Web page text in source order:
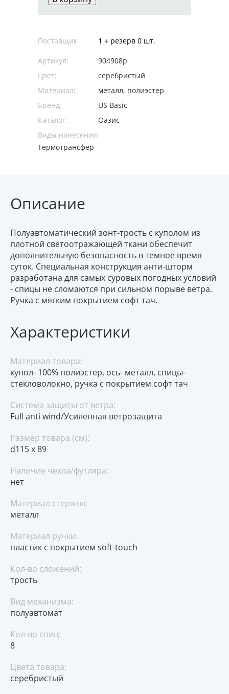
Поставщик 1 + резерв 0 шт.
Артикул:
904908p
Цвет:
серебристый
Материал:
металл, полиэстер
Бренд:
US Basic
Каталог:
Оазис
Виды нанесения:
Термотрансфер
Описание
Полуавтоматический зонт-трость c куполом из
плотной светоотражающей ткани обеспечит
дополнительную безопасность в темное время
суток. Специальная конструкция анти-шторм
разработана для самых суровых погодных условий
- спицы не сломаются при сильном порыве ветра.
Ручка с мягким покрытием софт тач.
Характеристики
Материал товара:
купол- 100% полиэстер, ось- металл, спицы-
стекловолокно, ручка с покрытием софт тач
Система защиты от ветра:
Full anti wind/Усиленная ветрозащита
Размер товара (см):
d115 х 89
Наличие чехла/футляра:
нет
Материал стержня:
металл
Материал ручки:
пластик с покрытием soft-touch
Кол-во сложений:
трость
Вид механизма:
полуавтомат
Кол-во спиц:
8
Цвета товара:
серебристый